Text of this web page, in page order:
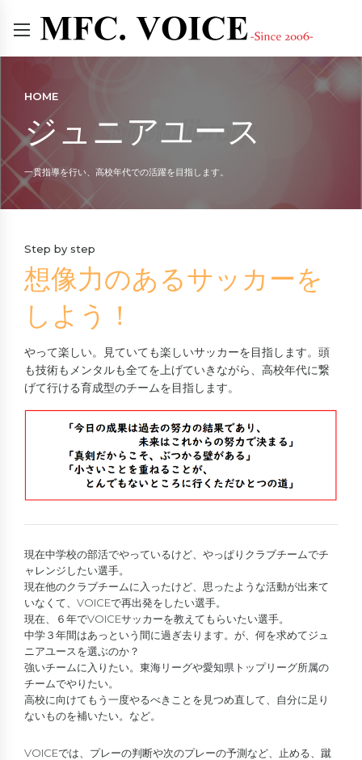
HOME
ジュニアユース
一貫指導を行い、高校年代での活躍を目指します。
Step by step
想像力のあるサッカーを
しよう！
やって楽しい。見ていても楽しいサッカーを目指します。頭
も技術もメンタルも全てを上げていきながら、高校年代に繋
げて行ける育成型のチームを目指します。
現在中学校の部活でやっているけど、やっぱりクラブチームでチ
ャレンジしたい選手。
現在他のクラブチームに入ったけど、思ったような活動が出来て
いなくて、VOICEで再出発をしたい選手。
現在、６年でVOICEサッカーを教えてもらいたい選手。
中学３年間はあっという間に過ぎ去ります。が、何を求めてジュ
ニアユースを選ぶのか？
強いチームに入りたい。東海リーグや愛知県トップリーグ所属の
チームでやりたい。
高校に向けてもう一度やるべきことを見つめ直して、自分に足り
ないものを補いたい。など。
VOICEでは、プレーの判断や次のプレーの予測など、止める、蹴